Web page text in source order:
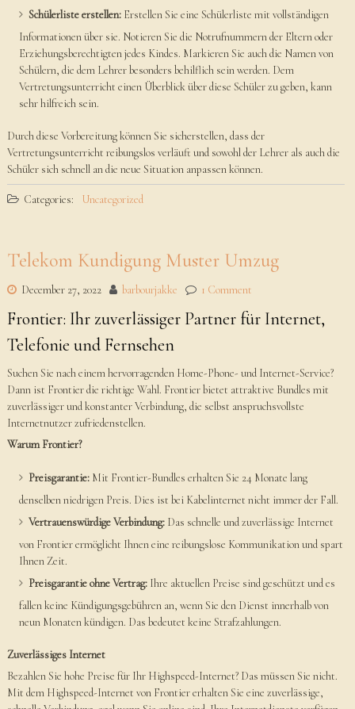
Schülerliste erstellen:Erstellen Sie eine Schülerliste mit vollständigen
Informationen über sie. Notieren Sie die Notrufnummern der Eltern oder
Erziehungsberechtigten jedes Kindes. Markieren Sie auch die Namen von
Schülern, die dem Lehrer besonders behilflich sein werden. Dem
Vertretungsunterricht einen Überblick über diese Schüler zu geben, kann
sehr hilfreich sein.
Durch diese Vorbereitung können Sie sicherstellen, dass der
Vertretungsunterricht reibungslos verläuft und sowohl der Lehrer als auch die
Schüler sich schnell an die neue Situation anpassen können.
Categories: Uncategorized
Telekom Kundigung Muster Umzug
December 27, 2022 barbourjakke 1 Comment
Frontier: Ihr zuverlässiger Partner für Internet,
Telefonie und Fernsehen
Suchen Sie nach einem hervorragenden Home-Phone- und Internet-Service?
Dann ist Frontier die richtige Wahl. Frontier bietet attraktive Bundles mit
zuverlässiger und konstanter Verbindung, die selbst anspruchsvollste
Internetnutzer zufriedenstellen.
Warum Frontier?
Preisgarantie:Mit Frontier-Bundles erhalten Sie 24 Monate lang
denselben niedrigen Preis. Dies ist bei Kabelinternet nicht immer der Fall.
Vertrauenswürdige Verbindung:Das schnelle und zuverlässige Internet
von Frontier ermöglicht Ihnen eine reibungslose Kommunikation und spart
Ihnen Zeit.
Preisgarantie ohne Vertrag:Ihre aktuellen Preise sind geschützt und es
fallen keine Kündigungsgebühren an, wenn Sie den Dienst innerhalb von
neun Monaten kündigen. Das bedeutet keine Strafzahlungen.
Zuverlässiges Internet
Bezahlen Sie hohe Preise für Ihr Highspeed-Internet? Das müssen Sie nicht.
Mit dem Highspeed-Internet von Frontier erhalten Sie eine zuverlässige,